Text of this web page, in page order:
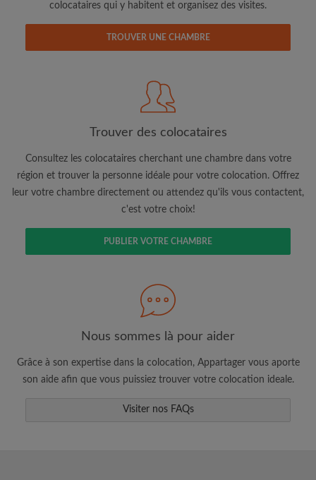
Adresse email
J'ai lu, compris et accepte les
Conditions d'utilisation
et ai pris connaissance de la
CRÉER PROFIL
Je souhaite recevoir des offres exclusives et des mises à
Faites une recherche selon ce qui vous
semble important
Consultez les chambres et les profils des
Sauvegardez vos recherches
annonce correspondant à vos critères
colocataires qui y habitent et organisez des visites.
TROUVER UNE CHAMBRE
Trouver des colocataires
Consultez les colocataires cherchant une chambre dans votre
région et trouver la personne idéale pour votre colocation. Offrez
leur votre chambre directement ou attendez qu'ils vous contactent,
c'est votre choix!
PUBLIER VOTRE CHAMBRE
Nous sommes là pour aider
Grâce à son expertise dans la colocation, Appartager vous aporte
son aide afin que vous puissiez trouver votre colocation ideale.
Visiter nos FAQs